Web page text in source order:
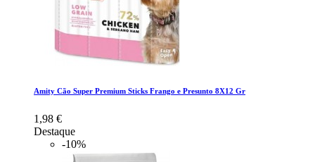
Amity Cão Super Premium Sticks Frango e Presunto 8X12 Gr
1,98 €
Destaque
-10%